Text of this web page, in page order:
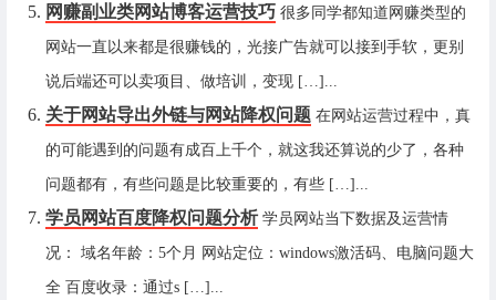
网赚副业类网站博客运营技巧 很多同学都知道网赚类型的
网站一直以来都是很赚钱的，光接广告就可以接到手软，更别
说后端还可以卖项目、做培训，变现 […]...
关于网站导出外链与网站降权问题 在网站运营过程中，真
的可能遇到的问题有成百上千个，就这我还算说的少了，各种
问题都有，有些问题是比较重要的，有些 […]...
学员网站百度降权问题分析 学员网站当下数据及运营情
况： 域名年龄：5个月 网站定位：windows激活码、电脑问题大
全 百度收录：通过s […]...